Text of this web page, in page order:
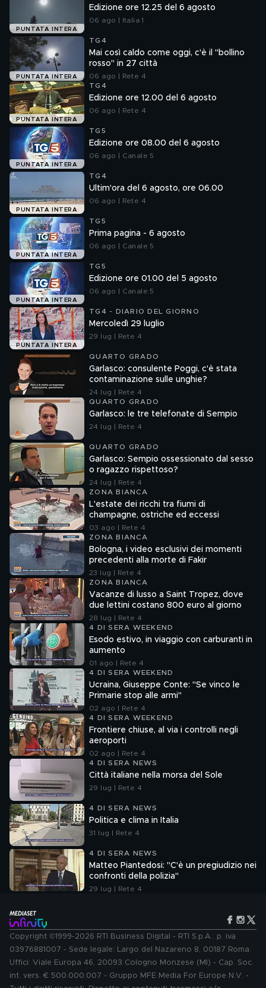
PUNTATA INTERA
Edizione ore 12.25 del 6 agosto
06 ago | Italia 1
PUNTATA INTERA
TG4
Mai così caldo come oggi, c'è il "bollino
rosso" in 27 città
06 ago | Rete 4
PUNTATA INTERA
TG4
Edizione ore 12.00 del 6 agosto
06 ago | Rete 4
PUNTATA INTERA
TG5
Edizione ore 08.00 del 6 agosto
06 ago | Canale 5
PUNTATA INTERA
TG4
Ultim'ora del 6 agosto, ore 06.00
06 ago | Rete 4
PUNTATA INTERA
TG5
Prima pagina - 6 agosto
06 ago | Canale 5
PUNTATA INTERA
TG5
Edizione ore 01.00 del 5 agosto
06 ago | Canale 5
PUNTATA INTERA
TG4 - DIARIO DEL GIORNO
Mercoledì 29 luglio
29 lug | Rete 4
QUARTO GRADO
Garlasco: consulente Poggi, c'è stata
contaminazione sulle unghie?
24 lug | Rete 4
QUARTO GRADO
Garlasco: le tre telefonate di Sempio
24 lug | Rete 4
QUARTO GRADO
Garlasco: Sempio ossessionato dal sesso
o ragazzo rispettoso?
24 lug | Rete 4
ZONA BIANCA
L'estate dei ricchi tra fiumi di
champagne, ostriche ed eccessi
03 ago | Rete 4
ZONA BIANCA
Bologna, i video esclusivi dei momenti
precedenti alla morte di Fakir
23 lug | Rete 4
ZONA BIANCA
Vacanze di lusso a Saint Tropez, dove
due lettini costano 800 euro al giorno
28 lug | Rete 4
4 DI SERA WEEKEND
Esodo estivo, in viaggio con carburanti in
aumento
01 ago | Rete 4
4 DI SERA WEEKEND
Ucraina, Giuseppe Conte: "Se vinco le
Primarie stop alle armi"
02 ago | Rete 4
4 DI SERA WEEKEND
Frontiere chiuse, al via i controlli negli
aeroporti
02 ago | Rete 4
4 DI SERA NEWS
Città italiane nella morsa del Sole
29 lug | Rete 4
4 DI SERA NEWS
Politica e clima in Italia
31 lug | Rete 4
4 DI SERA NEWS
Matteo Piantedosi: "C'è un pregiudizio nei
confronti della polizia"
29 lug | Rete 4
Copyright ©1999-2026 RTI Business Digital - RTI S.p.A.: p. iva
03976881007 - Sede legale: Largo del Nazareno 8, 00187 Roma.
Uffici: Viale Europa 46, 20093 Cologno Monzese (MI) - Cap. Soc.
int. vers. € 500.000.007 - Gruppo MFE Media For Europe N.V. -